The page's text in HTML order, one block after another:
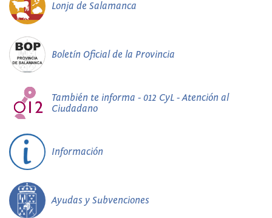
Lonja de Salamanca
Boletín Oficial de la Provincia
También te informa - 012 CyL - Atención al
Ciudadano
Información
Ayudas y Subvenciones